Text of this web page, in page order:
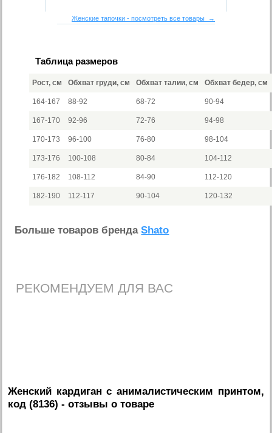
Женские тапочки - посмотреть все товары →
Таблица размеров
Рост, см Обхват груди, см Обхват талии, см Обхват бедер, см
164-167 88-92 68-72 90-94
167-170 92-96 72-76 94-98
170-173 96-100 76-80 98-104
173-176 100-108 80-84 104-112
176-182 108-112 84-90 112-120
182-190 112-117 90-104 120-132
Больше товаров брендаShato
РЕКОМЕНДУЕМ ДЛЯ ВАС
Женский кардиган с анималистическим принтом,
код (8136) - отзывы о товаре